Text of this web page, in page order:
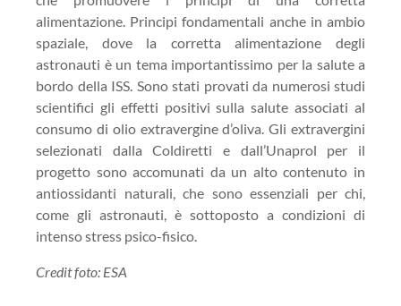
alimentazione. Principi fondamentali anche in ambio
spaziale, dove la corretta alimentazione degli
astronauti è un tema importantissimo per la salute a
bordo della ISS. Sono stati provati da numerosi studi
scientifici gli effetti positivi sulla salute associati al
consumo di olio extravergine d’oliva. Gli extravergini
selezionati dalla Coldiretti e dall’Unaprol per il
progetto sono accomunati da un alto contenuto in
antiossidanti naturali, che sono essenziali per chi,
come gli astronauti, è sottoposto a condizioni di
intenso stress psico-fisico.
Credit foto: ESA